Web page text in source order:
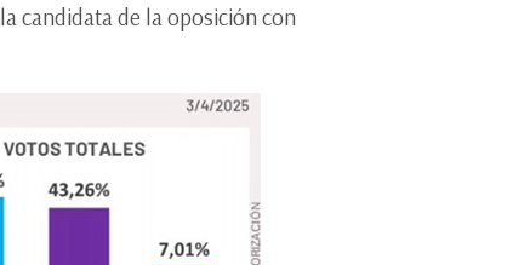
candidata de la oposición con